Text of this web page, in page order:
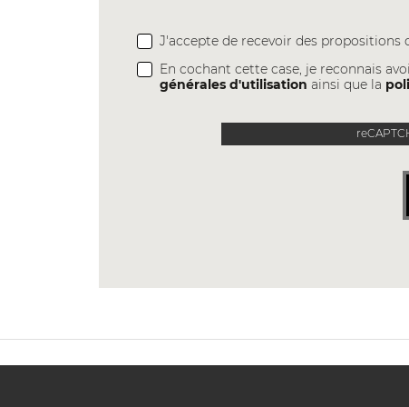
J'accepte de recevoir des
En cochant cette case, je reconnais
générales d'utilisation ainsi que la